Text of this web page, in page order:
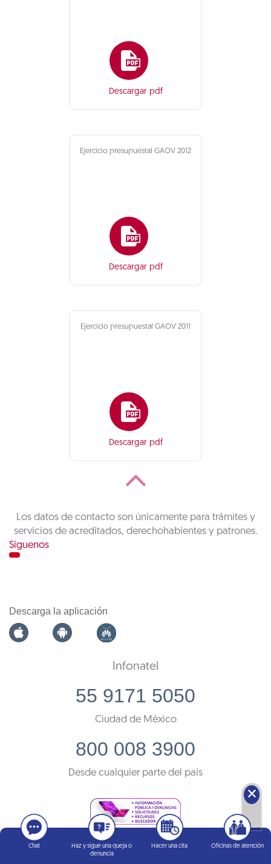
Descargar pdf
Ejercicio presupuestal GAOV 2012
Descargar pdf
Ejercicio presupuestal GAOV 2011
Descargar pdf
Los datos de contacto son únicamente para trámites y
servicios de acreditados, derechohabientes y patrones.
Síguenos
Descarga la aplicación
Infonatel
55 9171 5050
Ciudad de México
800 008 3900
Desde cualquier parte del país
🗙
Chat
Haz y sigue una queja o
denuncia
Hacer una cita Oficinas de atención